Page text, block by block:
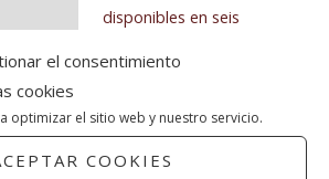
el consentimiento
cookies
optimizar el sitio web y nuestro servicio.
COOKIES
disponibles en seis
marino de camuflaje,
verde militar y blanco).
◊ El backpack blando